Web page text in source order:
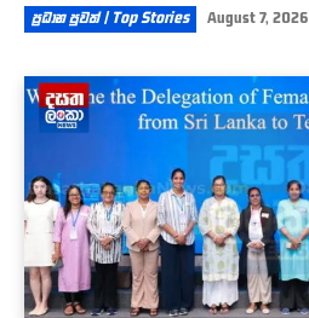
ප්‍රධාන පුවත් | Top Stories August 7, 2026